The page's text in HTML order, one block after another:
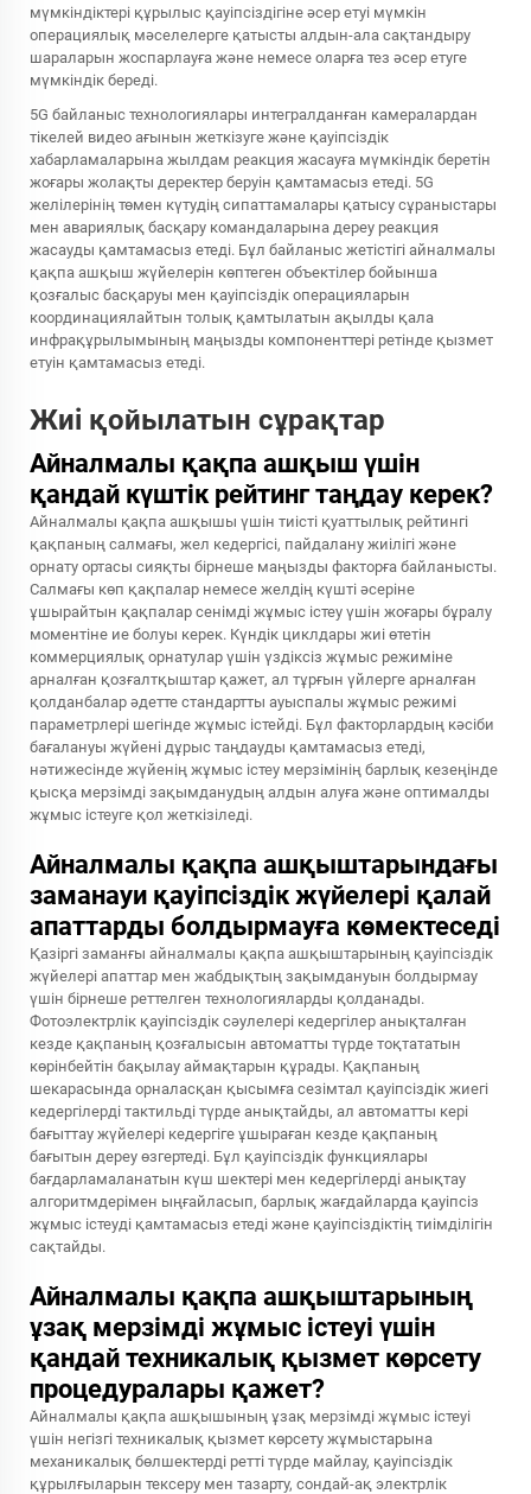
мүмкіндіктері құрылыс қауіпсіздігіне әсер етуі мүмкін
операциялық мәселелерге қатысты алдын-ала сақтандыру
шараларын жоспарлауға және немесе оларға тез әсер етуге
мүмкіндік береді.
5G байланыс технологиялары интегралданған камералардан
тікелей видео ағынын жеткізуге және қауіпсіздік
хабарламаларына жылдам реакция жасауға мүмкіндік беретін
жоғары жолақты деректер беруін қамтамасыз етеді. 5G
желілерінің төмен күтудің сипаттамалары қатысу сұраныстары
мен авариялық басқару командаларына дереу реакция
жасауды қамтамасыз етеді. Бұл байланыс жетістігі айналмалы
қақпа ашқыш жүйелерін көптеген объектілер бойынша
қозғалыс басқаруы мен қауіпсіздік операцияларын
координациялайтын толық қамтылатын ақылды қала
инфрақұрылымының маңызды компоненттері ретінде қызмет
етуін қамтамасыз етеді.
Жиі қойылатын сұрақтар
Айналмалы қақпа ашқыш үшін
қандай күштік рейтинг таңдау керек?
Айналмалы қақпа ашқышы үшін тиісті қуаттылық рейтингі
қақпаның салмағы, жел кедергісі, пайдалану жиілігі және
орнату ортасы сияқты бірнеше маңызды факторға байланысты.
Салмағы көп қақпалар немесе желдің күшті әсеріне
ұшырайтын қақпалар сенімді жұмыс істеу үшін жоғары бұралу
моментіне ие болуы керек. Күндік циклдары жиі өтетін
коммерциялық орнатулар үшін үздіксіз жұмыс режиміне
арналған қозғалтқыштар қажет, ал тұрғын үйлерге арналған
қолданбалар әдетте стандартты ауыспалы жұмыс режимі
параметрлері шегінде жұмыс істейді. Бұл факторлардың кәсіби
бағалануы жүйені дұрыс таңдауды қамтамасыз етеді,
нәтижесінде жүйенің жұмыс істеу мерзімінің барлық кезеңінде
қысқа мерзімді зақымданудың алдын алуға және оптималды
жұмыс істеуге қол жеткізіледі.
Айналмалы қақпа ашқыштарындағы
заманауи қауіпсіздік жүйелері қалай
апаттарды болдырмауға көмектеседі
Қазіргі заманғы айналмалы қақпа ашқыштарының қауіпсіздік
жүйелері апаттар мен жабдықтың зақымдануын болдырмау
үшін бірнеше реттелген технологияларды қолданады.
Фотоэлектрлік қауіпсіздік сәулелері кедергілер анықталған
кезде қақпаның қозғалысын автоматты түрде тоқтататын
көрінбейтін бақылау аймақтарын құрады. Қақпаның
шекарасында орналасқан қысымға сезімтал қауіпсіздік жиегі
кедергілерді тактильді түрде анықтайды, ал автоматты кері
бағыттау жүйелері кедергіге ұшыраған кезде қақпаның
бағытын дереу өзгертеді. Бұл қауіпсіздік функциялары
бағдарламаланатын күш шектері мен кедергілерді анықтау
алгоритмдерімен ыңғайласып, барлық жағдайларда қауіпсіз
жұмыс істеуді қамтамасыз етеді және қауіпсіздіктің тиімділігін
сақтайды.
Айналмалы қақпа ашқыштарының
ұзақ мерзімді жұмыс істеуі үшін
қандай техникалық қызмет көрсету
процедуралары қажет?
Айналмалы қақпа ашқышының ұзақ мерзімді жұмыс істеуі
үшін негізгі техникалық қызмет көрсету жұмыстарына
механикалық бөлшектерді ретті түрде майлау, қауіпсіздік
құрылғыларын тексеру мен тазарту, сондай-ақ электрлік